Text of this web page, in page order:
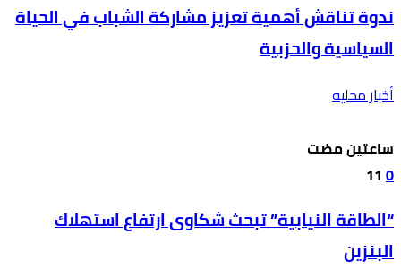
ندوة تناقش أهمية تعزيز مشاركة الشباب في الحياة
السياسية والحزبية
أخبار محليه
‫‫‫‏‫ساعتين مضت‬
0
11
“الطاقة النيابية” تبحث شكاوى ارتفاع استهلاك
البنزين